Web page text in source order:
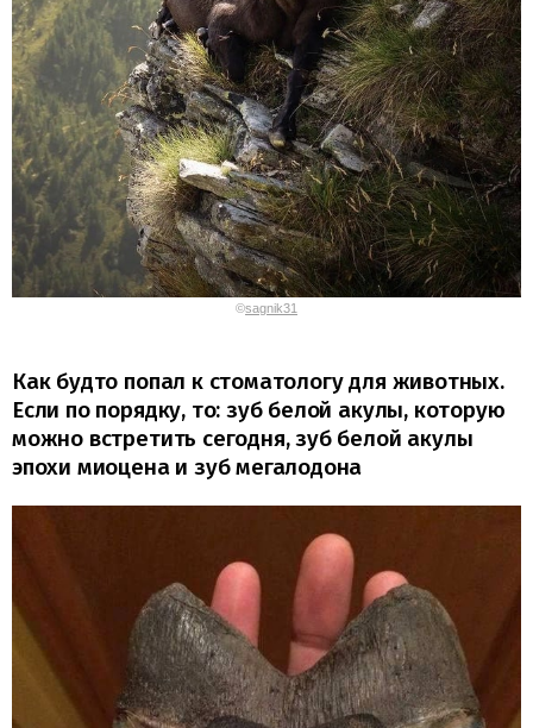
©sagnik31
Как будто попал к стоматологу для животных.
Если по порядку, то: зуб белой акулы, которую
можно встретить сегодня, зуб белой акулы
эпохи миоцена и зуб мегалодона